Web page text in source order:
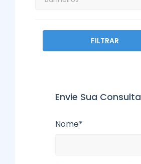
FILTRAR
Envie Sua Consulta
Nome*